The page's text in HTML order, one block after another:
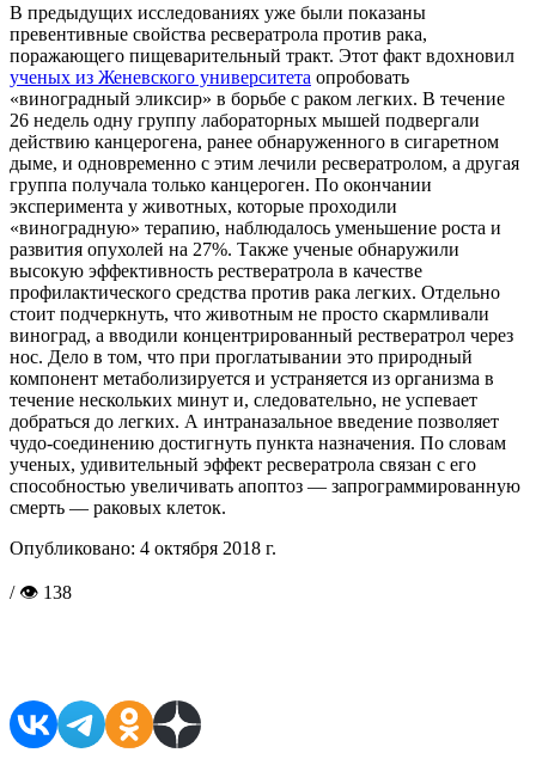
В предыдущих исследованиях уже были показаны
превентивные свойства ресвератрола против рака,
поражающего пищеварительный тракт. Этот факт вдохновил
ученых из Женевского университета опробовать
«виноградный эликсир» в борьбе с раком легких. В течение
26 недель одну группу лабораторных мышей подвергали
действию канцерогена, ранее обнаруженного в сигаретном
дыме, и одновременно с этим лечили ресвератролом, а другая
группа получала только канцероген. По окончании
эксперимента у животных, которые проходили
«виноградную» терапию, наблюдалось уменьшение роста и
развития опухолей на 27%. Также ученые обнаружили
высокую эффективность рествератрола в качестве
профилактического средства против рака легких. Отдельно
стоит подчеркнуть, что животным не просто скармливали
виноград, а вводили концентрированный рествератрол через
нос. Дело в том, что при проглатывании это природный
компонент метаболизируется и устраняется из организма в
течение нескольких минут и, следовательно, не успевает
добраться до легких. А интраназальное введение позволяет
чудо-соединению достигнуть пункта назначения. По словам
ученых, удивительный эффект ресвератрола связан с его
способностью увеличивать апоптоз — запрограммированную
смерть — раковых клеток.
Опубликовано: 4 октября 2018 г.
/ 👁 138